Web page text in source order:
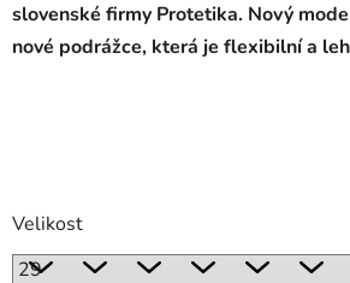
slovenské firmy Protetika. Nový
nové podrážce, která je flexibilní a
Velikost